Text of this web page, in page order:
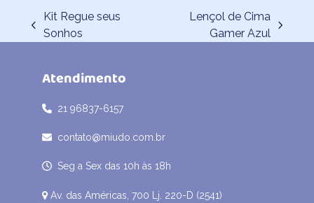
previous
Kit Regue seus
Sonhos
Lençol de Cima
Gamer Azul
Atendimento
21 96837-6157
contato@miudo.com.br
Seg a Sex das 10h às 18h
Av. das Américas, 700 Lj. 220-D (2541)